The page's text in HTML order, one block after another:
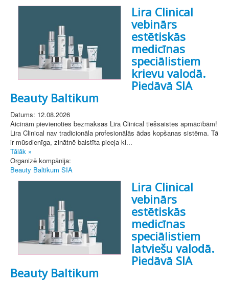
Lira Clinical
vebinārs
estētiskās
medicīnas
speciālistiem
krievu valodā.
Piedāvā SIA
Beauty Baltikum
Datums: 12.08.2026
Aicinām pievienoties bezmaksas Lira Clinical tiešsaistes apmācībām!
Lira Clinical nav tradicionāla profesionālās ādas kopšanas sistēma. Tā
ir mūsdienīga, zinātnē balstīta pieeja kl...
Tālāk »
Organizē kompānija:
Beauty Baltikum SIA
Lira Clinical
vebinārs
estētiskās
medicīnas
speciālistiem
latviešu valodā.
Piedāvā SIA
Beauty Baltikum